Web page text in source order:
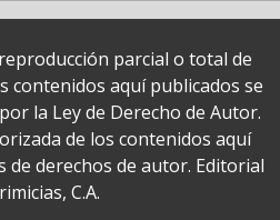
parcial o total de
contenidos aquí publicados se
la Ley de Derecho de Autor.
de los contenidos aquí
de derechos de autor. Editorial
C.A.